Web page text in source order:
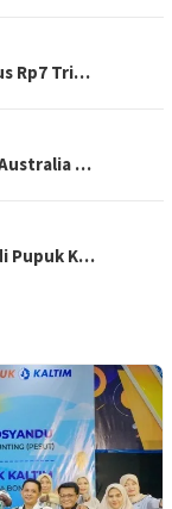
Rp7 Tri…
…
Pupuk K…